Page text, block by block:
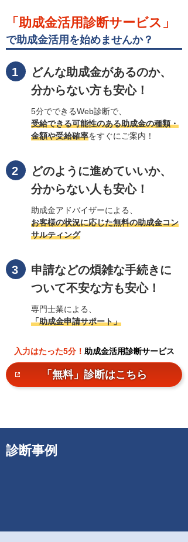
「助成金活用診断サービス」
で助成金活用を始めませんか？
どんな助成金があるのか、
分からない方も安心！
5分でできるWeb診断で、
受給できる可能性のある助成金の種類・
金額や受給確率をすぐにご案内！
どのように進めていいか、
分からない人も安心！
助成金アドバイザーによる、
お客様の状況に応じた無料の助成金コン
サルティング
申請などの煩雑な手続きに
ついて不安な方も安心！
専門士業による、
「助成金申請サポート」
入力はたった5分！ 助成金活用診断サービス
「無料」診断はこちら
診断事例